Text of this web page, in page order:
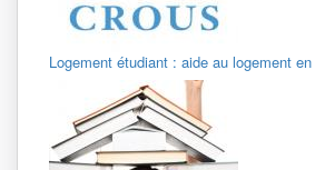
Logement étudiant : aide au logement